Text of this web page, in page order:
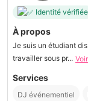
Identité vérifiée
À propos
Je suis un étudiant
travailler sous pr...
Services
DJ événementiel